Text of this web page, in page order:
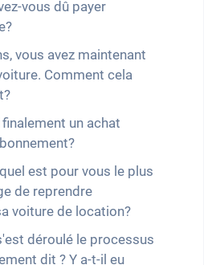
vous dû payer
vous avez maintenant
Comment cela
un achat
est pour vous le plus
de reprendre
voiture de location?
déroulé le processus
dit ? Y a-t-il eu